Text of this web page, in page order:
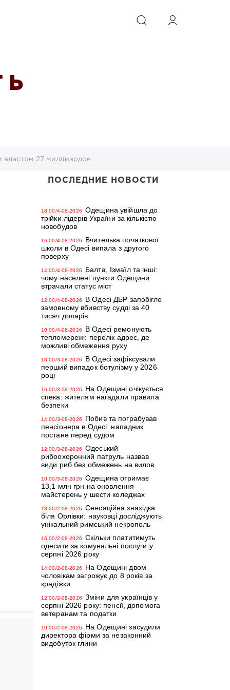
ИСКАТЬ
Ь
властям 27 миллиардов
ПОСЛЕДНИЕ НОВОСТИ
18:00/4-08-2026
Одещина увійшла до
трійки лідерів України за кількістю
новобудов
16:00/4-08-2026
Вчителька початкової
школи в Одесі випала з другого
поверху
14:00/4-08-2026
Балта, Ізмаїл та інші:
чому населені пункти Одещини
втрачали статус міст
12:00/4-08-2026
В Одесі ДБР запобігло
замовному вбивству судді за 40
тисяч доларів
10:00/4-08-2026
В Одесі ремонують
тепломережі: перелік адрес, де
можливі обмеження руху
18:00/3-08-2026
В Одесі зафіксували
перший випадок ботулізму у 2026
році
16:00/3-08-2026
На Одещині очікується
спека: жителям нагадали правила
безпеки
14:00/3-08-2026
Побив та пограбував
пенсіонера в Одесі: нападник
постане перед судом
12:00/3-08-2026
Одеський
рибоохоронний патруль назвав
види риб без обмежень на вилов
10:00/3-08-2026
Одещина отримає
13,1 млн грн на оновлення
майстерень у шести коледжах
18:00/2-08-2026
Сенсаційна знахідка
біля Орлівки: науковці досліджують
унікальний римський некрополь
16:00/2-08-2026
Скільки платитимуть
одесити за комунальні послуги у
серпні 2026 року
14:00/2-08-2026
На Одещині двом
чоловікам загрожує до 8 років за
крадіжки
12:00/2-08-2026
Зміни для українців у
серпні 2026 року: пенсії, допомога
ветеранам та податки
10:00/2-08-2026
На Одещині засудили
директора фірми за незаконний
видобуток глини